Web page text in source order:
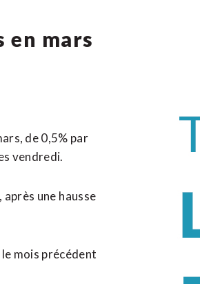
en mars
de 0,5% ‌par
⁠vendredi.
une ⁠hausse
mois précédent